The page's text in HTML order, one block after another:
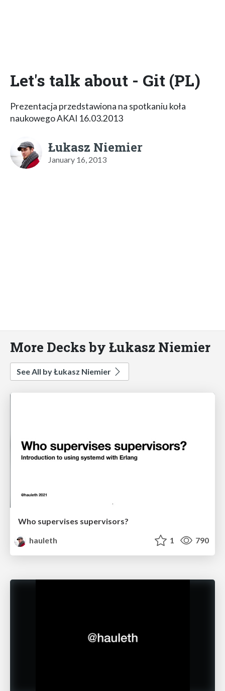
Let's talk about - Git (PL)
Prezentacja przedstawiona na spotkaniu koła
naukowego AKAI 16.03.2013
Łukasz Niemier
January 16, 2013
More Decks by Łukasz Niemier
See All by Łukasz Niemier
Who supervises supervisors?
hauleth
1 790